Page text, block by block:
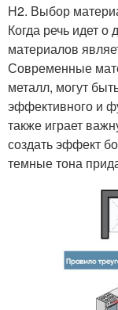
H2. Выбор
Когда речь идет о
материалов
Современные
металл, могут
эффективного и
также играет
создать эффект
темные тона